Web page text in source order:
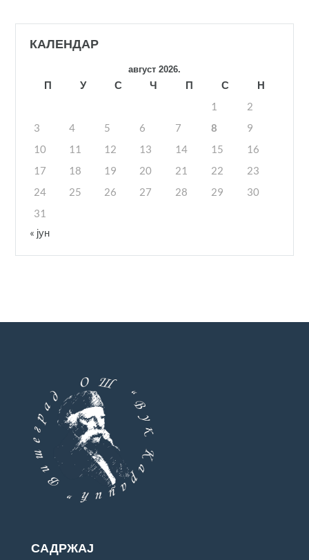
КАЛЕНДАР
август 2026.
П У С Ч П С
Н
1
2
3
4 5 6 7 8
9
10
11 12 13 14 15
16
17
18 19 20 21 22
23
24
25 26 27 28 29
30
31
« јун
САДРЖАЈ